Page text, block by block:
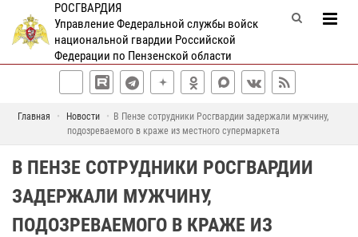
РОСГВАРДИЯ
Управление Федеральной службы войск
национальной гвардии Российской
Федерации по Пензенской области
Главная Новости
В Пензе сотрудники Росгвардии задержали мужчину,
подозреваемого в краже из местного супермаркета
В ПЕНЗЕ СОТРУДНИКИ РОСГВАРДИИ
ЗАДЕРЖАЛИ МУЖЧИНУ,
ПОДОЗРЕВАЕМОГО В КРАЖЕ ИЗ